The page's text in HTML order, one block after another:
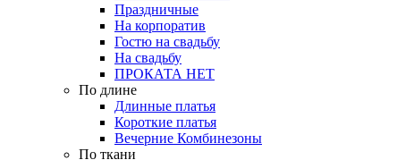
Праздничные
На корпоратив
Гостю на свадьбу
На свадьбу
ПРОКАТА НЕТ
По длине
Длинные платья
Короткие платья
Вечерние Комбинезоны
По ткани